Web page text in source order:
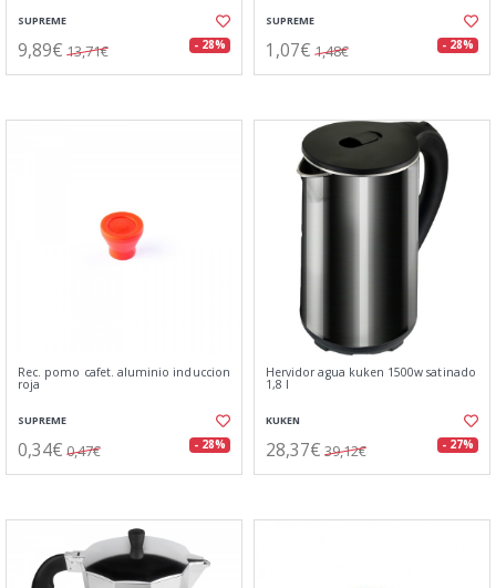
SUPREME
9,89€ 13,71€ - 28%
SUPREME
1,07€ 1,48€ - 28%
Rec. pomo cafet. aluminio induccion
roja
SUPREME
0,34€ 0,47€ - 28%
Hervidor agua kuken 1500w satinado
1,8 l
KUKEN
28,37€ 39,12€ - 27%